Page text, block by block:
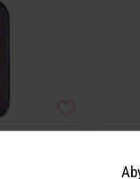
Vůně